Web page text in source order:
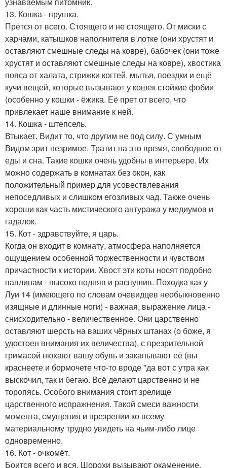
13. Кошка - прушка.
Прётся от всего. Стоящего и не стоящего. От миски с
харчами, катышков наполнителя в лотке (они хрустят и
оставляют смешные следы на ковре), бабочек (они тоже
хрустят и оставляют смешные следы на ковре), хвостика
пояса от халата, стрижки когтей, мытья, поездки и ещё
кучи вещей, которые вызывают у кошек стойкие фобии
(особенно у кошки - ёжика. Её прет от всего, что
привлекает наше внимание к ней.
14. Кошка - штепсель.
Втыкает. Видит то, что другим не под силу. С умным
Видом зрит незримое. Тратит на это время, свободное от
еды и сна. Такие кошки очень удобны в интерьере. Их
можно содержать в комнатах без окон, как
положительный пример для усовествлевания
непоседливых и слишком егозливых чад. Также очень
хороши как часть мистического антуража у медиумов и
гадалок.
15. Кот - здравствуйте, я царь.
Когда он входит в комнату, атмосфера наполняется
ощущением особенной торжественности и чувством
причастности к истории. Хвост эти коты носят подобно
павлинам - высоко подняв и распушив. Походка как у
Луи 14 (имеющего по словам очевидцев необыкновенно
изящные и длинные ноги) - важная, выражение лица -
снисходительно - величественное. Они царственно
оставляют шерсть на ваших чёрных штанах (о боже, я
удостоен внимания их величества), с презрительной
гримасой нюхают вашу обувь и закапывают её (вы
краснеете и бормочете что-то вроде "да вот с утра как
выскочил, так и бегаю. Всё делают царственно и не
торопясь. Особого внимания стоит зрелище
царственного испражнения. Такой смеси важности
момента, смущения и презрении ко всему
материальному трудно увидеть на чьим-либо лице
одновременно.
16. Кот - очкомёт.
Боится всего и вся. Шорохи вызывают окаменение,